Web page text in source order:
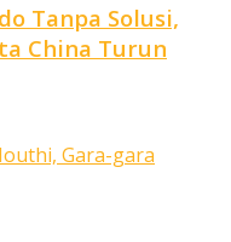
Tanpa Solusi,
China Turun